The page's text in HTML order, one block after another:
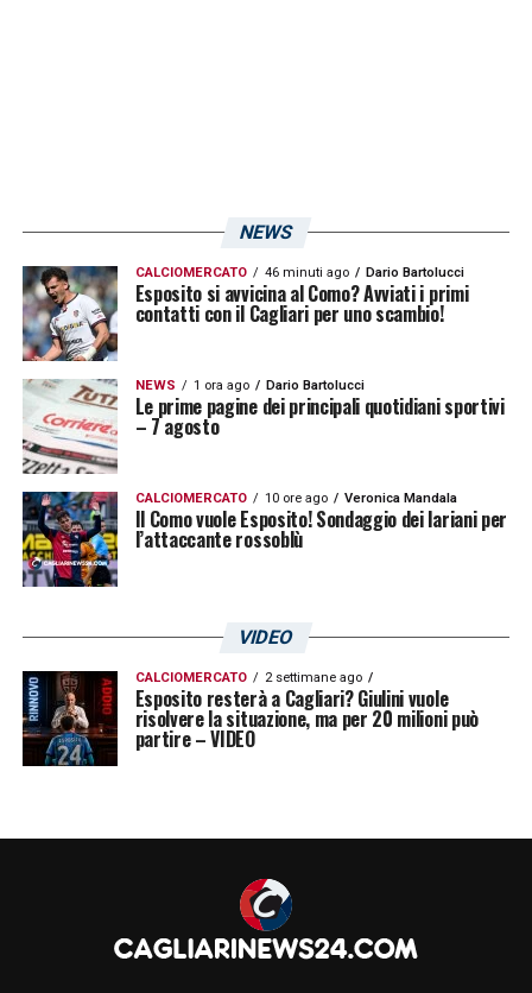
LA PLAYLIST DELLE NOSTRE TOP NEWS
NEWS
CALCIOMERCATO 46 minuti ago Dario Bartolucci
Esposito si avvicina al Como? Avviati i primi
contatti con il Cagliari per uno scambio!
NEWS 1 ora ago Dario Bartolucci
Le prime pagine dei principali quotidiani sportivi
– 7 agosto
CALCIOMERCATO 10 ore ago Veronica Mandala
Il Como vuole Esposito! Sondaggio dei lariani per
l’attaccante rossoblù
VIDEO
CALCIOMERCATO 2 settimane ago
Esposito resterà a Cagliari? Giulini vuole
risolvere la situazione, ma per 20 milioni può
partire – VIDEO